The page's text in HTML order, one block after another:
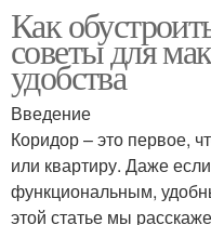
Как
советы для
удобства
Введение
Коридор – это первое,
или квартиру. Даже
функциональным,
этой статье мы